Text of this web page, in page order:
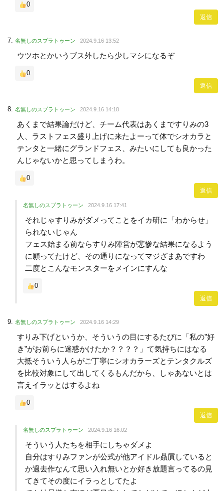
0
返信
名無しのスプラトゥーン 2024.9.16 13:52
ウツホとかいうブス外したら少しマシになるぞ
0
返信
名無しのスプラトゥーン 2024.9.16 14:18
あくまで結果論だけど、チーム代表はあくまですりみの3
人、ラストフェス盛り上げに来たよーって体でシオカラと
テンタと一緒にグランドフェス、みたいにしても良かった
んじゃないかと思ってしまうわ。
0
返信
名無しのスプラトゥーン 2024.9.16 17:41
それじゃすりみがダメってことをイカ研に「わからせ」
られないじゃん
フェス始まる前ならすりみ陣営が悲惨な結果になるよう
に願ってたけど、その通りになってマジざまあですわ
二度とこんなモンスターをメインにすんな
0
返信
名無しのスプラトゥーン 2024.9.16 14:29
すりみ下げというか、そういうの目にするたびに「私の”好
き”がお前らに迷惑かけたか？？？？」て気持ちにはなる
大抵そういう人らがご丁寧にシオカラーズとテンタクルズ
を比較対象にして出してくるもんだから、しゃあないとは
言えイラッとはするよね
0
返信
名無しのスプラトゥーン 2024.9.16 16:02
そういう人たちを相手にしちゃダメよ
自分はすりみファンが公式が他アイドル贔屓していると
か過去作なんて思い入れ無いとか好き放題言ってるの見
てきてその度にイラっとしてたよ